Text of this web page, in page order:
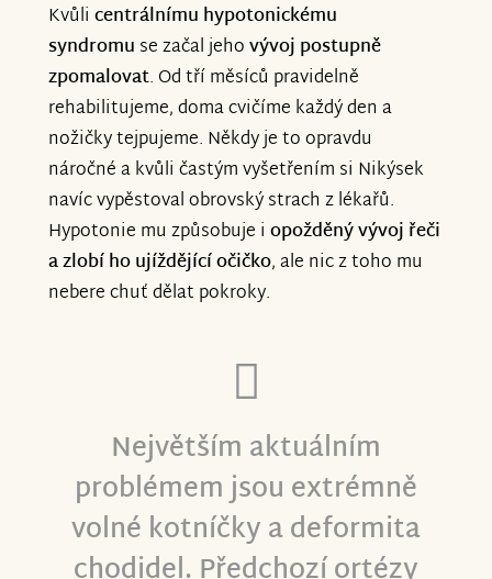
Kvůli centrálnímu hypotonickému
syndromu se začal jehovývoj postupně
zpomalovat. Od tří měsíců pravidelně
rehabilitujeme, doma cvičíme každý den a
nožičky tejpujeme. Někdy je to opravdu
náročné a kvůli častým vyšetřením si Nikýsek
navíc vypěstoval obrovský strach z lékařů.
Hypotonie mu způsobuje i opožděný vývoj řeči
a zlobí ho ujíždějící očičko, ale nic z toho mu
nebere chuť dělat pokroky.
Největším aktuálním
problémem jsou extrémně
volné kotníčky a deformita